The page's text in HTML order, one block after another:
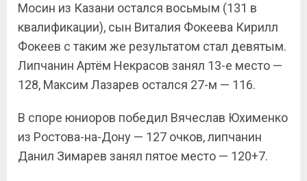
Мосин из Казани остался восьмым (131 в
квалификации), сын Виталия Фокеева Кирилл
Фокеев с таким же результатом стал девятым.
Липчанин Артём Некрасов занял 13-е место —
128, Максим Лазарев остался 27-м — 116.
В споре юниоров победил Вячеслав Юхименко
из Ростова-на-Дону — 127 очков, липчанин
Данил Зимарев занял пятое место — 120+7.